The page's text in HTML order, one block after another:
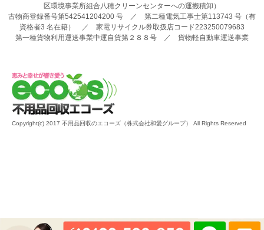
区環境事業所組合八穂クリーンセンターへの運搬積卸）
古物商登録番号第542541204200 号 ／ 第二種電気工事士第113743 号（有
資格者3 名在籍） ／ 家電リサイクル券取扱店コード223250079683
第一種貨物利用運送事業中運自貨第２８８号 ／ 貨物軽自動車運送事業
Copyright(c) 2017 不用品回収のエコーズ（株式会社和愛グループ） All Rights Reserved